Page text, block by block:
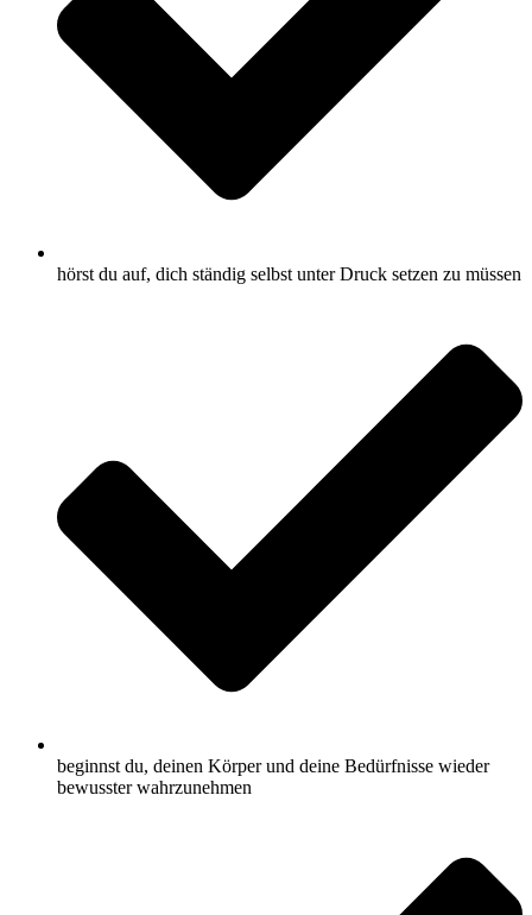
hörst du auf, dich ständig selbst unter Druck setzen zu müssen
beginnst du, deinen Körper und deine Bedürfnisse wieder
bewusster wahrzunehmen